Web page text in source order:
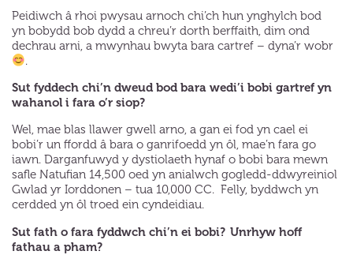
Peidiwch â rhoi pwysau arnoch chi’ch hun ynghylch bod
yn bobydd bob dydd a chreu’r dorth berffaith, dim ond
dechrau arni, a mwynhau bwyta bara cartref – dyna’r wobr
.
Sut fyddech chi’n dweud bod bara wedi’i bobi gartref yn
wahanol i fara o’r siop?
Wel, mae blas llawer gwell arno, a gan ei fod yn cael ei
bobi’r un ffordd â bara o ganrifoedd yn ôl, mae’n fara go
iawn. Darganfuwyd y dystiolaeth hynaf o bobi bara mewn
safle Natufian 14,500 oed yn anialwch gogledd-ddwyreiniol
Gwlad yr Iorddonen – tua 10,000 CC. Felly, byddwch yn
cerdded yn ôl troed ein cyndeidiau.
Sut fath o fara fyddwch chi’n ei bobi? Unrhyw hoff
fathau a pham?